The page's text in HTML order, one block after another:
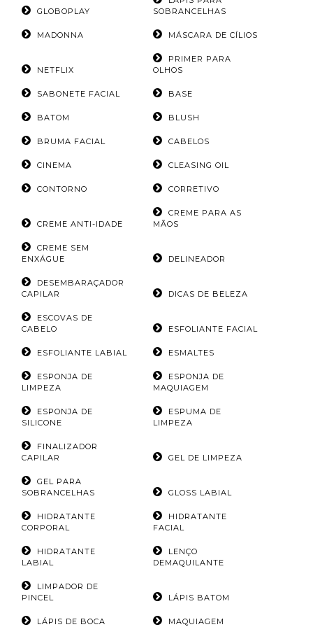
GLOBOPLAY
SOBRANCELHAS
MADONNA MÁSCARA DE CÍLIOS
NETFLIX
PRIMER PARA
OLHOS
SABONETE FACIAL BASE
BATOM BLUSH
BRUMA FACIAL CABELOS
CINEMA CLEASING OIL
CONTORNO CORRETIVO
CREME ANTI-IDADE
CREME PARA AS
MÃOS
CREME SEM
ENXÁGUE
DELINEADOR
DESEMBARAÇADOR
CAPILAR
DICAS DE BELEZA
ESCOVAS DE
CABELO
ESFOLIANTE FACIAL
ESFOLIANTE LABIAL ESMALTES
ESPONJA DE
LIMPEZA
ESPONJA DE
MAQUIAGEM
ESPONJA DE
SILICONE
ESPUMA DE
LIMPEZA
FINALIZADOR
CAPILAR
GEL DE LIMPEZA
GEL PARA
SOBRANCELHAS
GLOSS LABIAL
HIDRATANTE
CORPORAL
HIDRATANTE
FACIAL
HIDRATANTE
LABIAL
LENÇO
DEMAQUILANTE
LIMPADOR DE
PINCEL
LÁPIS BATOM
LÁPIS DE BOCA MAQUIAGEM